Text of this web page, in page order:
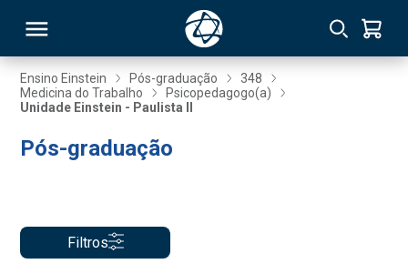
Ensino Einstein Pós-graduação
348
Medicina do Trabalho
Psicopedagogo(a)
Unidade Einstein - Paulista II
Pós-graduação
Filtros